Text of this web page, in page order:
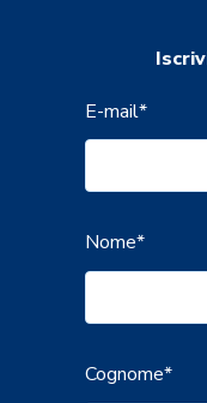
E-mail*
Nome*
Cognome*